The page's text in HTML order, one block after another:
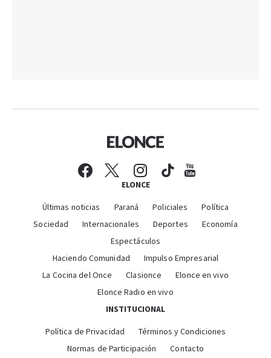
ELONCE
Últimas noticias Paraná Policiales
Política
Sociedad
Internacionales Deportes
Economía
Espectáculos
Haciendo Comunidad
Impulso Empresarial
La Cocina del Once
Clasionce
Elonce en vivo
Elonce Radio en vivo
INSTITUCIONAL
Política de Privacidad
Términos y Condiciones
Normas de Participación
Contacto